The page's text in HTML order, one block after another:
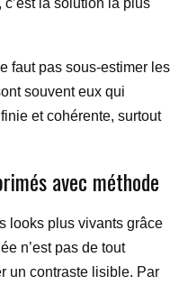
la solution la plus
faut pas sous-estimer les
souvent eux qui
et cohérente, surtout
avec méthode
looks plus vivants grâce
n’est pas de tout
un contraste lisible. Par